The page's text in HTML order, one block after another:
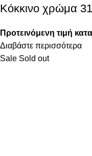
Κόκκινο χρώμα
Προτεινόμενη τιμή
Διαβάστε περισσότερα
Sale Sold out